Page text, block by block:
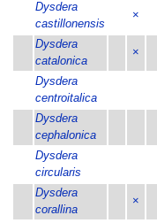
Dysdera
castillonensis
×
Dysdera
catalonica
×
Dysdera
centroitalica
Dysdera
cephalonica
Dysdera
circularis
Dysdera
corallina
×